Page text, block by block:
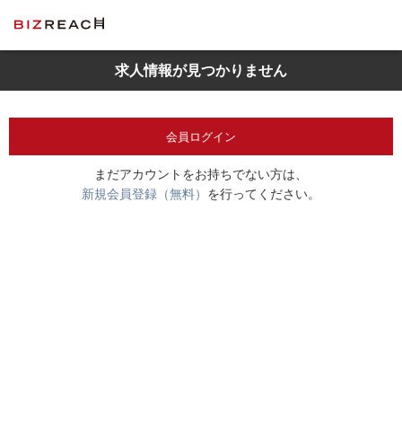
求人情報が見つかりません
会員ログイン
まだアカウントをお持ちでない方は、
新規会員登録（無料） を行ってください。